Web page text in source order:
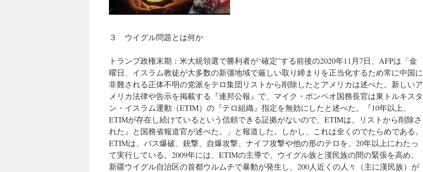
３ ウイグル問題とは何か
トランプ政権末期：米大統領選で勝利者が“確定”する前後の2020年11月7日、AFPは「金
曜日、イスラム教徒が大多数の新彊地域で厳しい取り締まりを正当化するため常に中国に
非難される正体不明の党派をテロ集団リストから削除したとアメリカは述べた。新しいア
メリカ法律や告示を掲載する『連邦公報』で、マイク・ポンペオ国務長官は東トルキスタ
ン・イスラム運動（ETIM）の『テロ組織』指定を無効にしたと述べた。『10年以上、
ETIMが存在し続けているという信頼できる証拠がないので、ETIMは、リストから削除さ
れた』と国務省報道官が述べた。」と報道した。しかし、これは全くのでたらめである。
ETIMは、バス爆破、銃撃、自爆攻撃、ナイフ攻撃や他の形のテロを、20年以上にわたっ
て実行している。2009年には、ETIMの主導で、ウイグル族と漢民族の間の緊張を高め、
新疆ウイグル自治区の首都ウルムチで暴動が発生し、200人近くの人々（主に漢民族）が